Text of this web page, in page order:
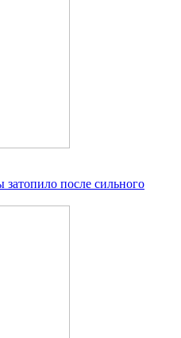
затопило после сильного